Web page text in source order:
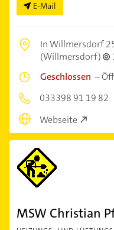
E-Mail
In Willmersdorf
(Willmersdorf)
Geschlossen –
033398 91 19 82
Webseite
MSW Christian